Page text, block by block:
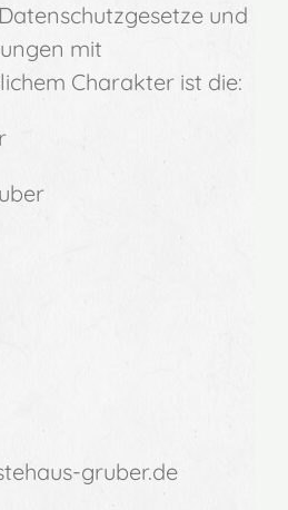
und
mit
Charakter ist die:
gruber.de